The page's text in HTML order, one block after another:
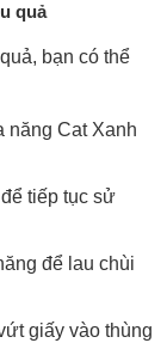
quả
bạn có thể
năng Cat Xanh
tiếp tục sử
để lau chùi
giấy vào thùng